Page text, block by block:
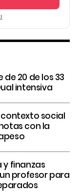
20 de los 33
intensiva
contexto social
con la
y finanzas
profesor para